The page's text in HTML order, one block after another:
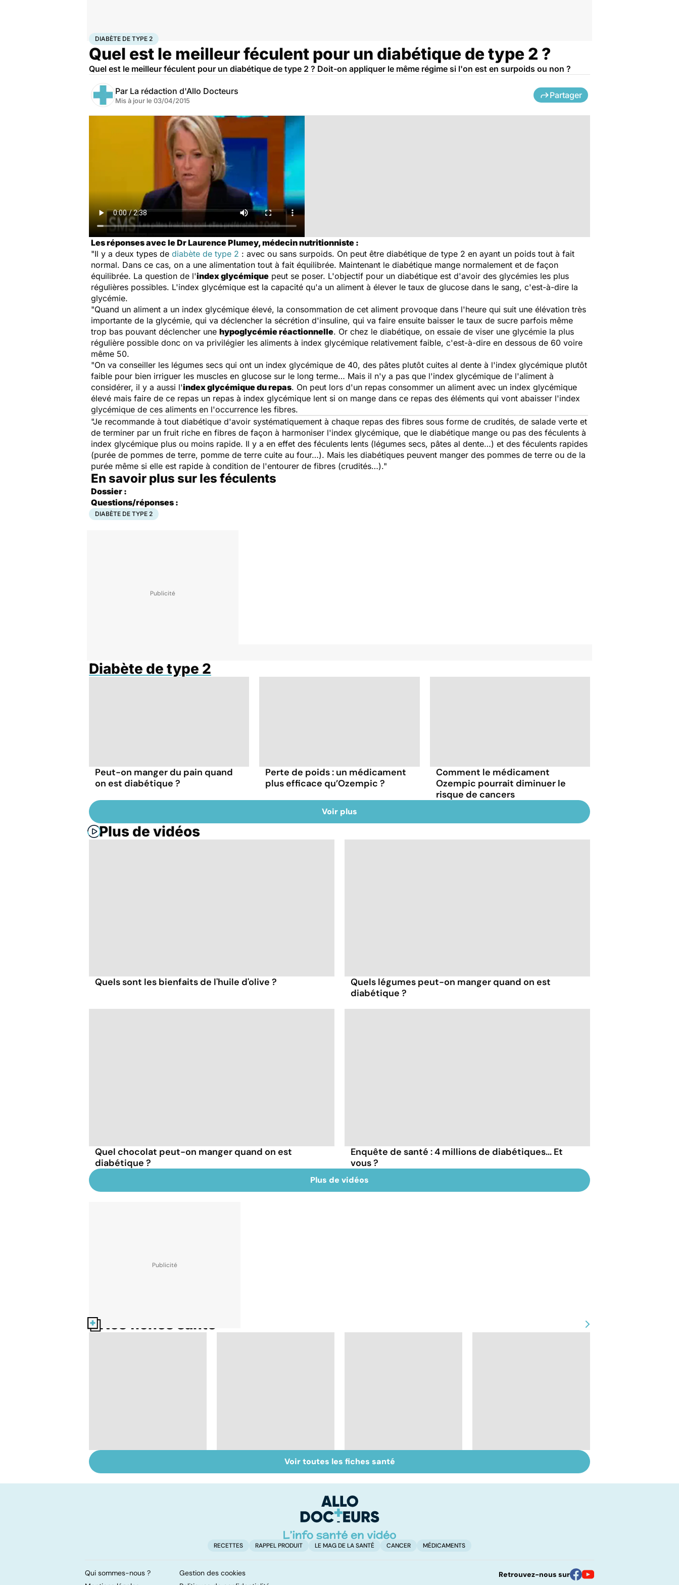
AccueilSantéDiabète de type 2
DIABÈTE DE TYPE 2
Quel est le meilleur féculent pour un diabétique de type 2 ?
Quel est le meilleur féculent pour un diabétique de type 2 ? Doit-on appliquer le même régime si l'on est en surpoids ou non ?
Par La rédaction d'Allo Docteurs
Mis à jour le 03/04/2015
Partager
Les réponses avec le Dr Laurence Plumey, médecin nutritionniste :
"Il y a deux types de diabète de type 2 : avec ou sans surpoids. On peut être diabétique de type 2 en ayant un poids tout à fait
normal. Dans ce cas, on a une alimentation tout à fait équilibrée. Maintenant le diabétique mange normalement et de façon
équilibrée. La question de l'index glycémique peut se poser. L'objectif pour un diabétique est d'avoir des glycémies les plus
régulières possibles. L'index glycémique est la capacité qu'a un aliment à élever le taux de glucose dans le sang, c'est-à-dire la
glycémie.
"Quand un aliment a un index glycémique élevé, la consommation de cet aliment provoque dans l'heure qui suit une élévation très
importante de la glycémie, qui va déclencher la sécrétion d'insuline, qui va faire ensuite baisser le taux de sucre parfois même
trop bas pouvant déclencher une hypoglycémie réactionnelle. Or chez le diabétique, on essaie de viser une glycémie la plus
régulière possible donc on va privilégier les aliments à index glycémique relativement faible, c'est-à-dire en dessous de 60 voire
même 50.
"On va conseiller les légumes secs qui ont un index glycémique de 40, des pâtes plutôt cuites al dente à l'index glycémique plutôt
faible pour bien irriguer les muscles en glucose sur le long terme… Mais il n'y a pas que l'index glycémique de l'aliment à
considérer, il y a aussi l'index glycémique du repas. On peut lors d'un repas consommer un aliment avec un index glycémique
élevé mais faire de ce repas un repas à index glycémique lent si on mange dans ce repas des éléments qui vont abaisser l'index
glycémique de ces aliments en l'occurrence les fibres.
"Je recommande à tout diabétique d'avoir systématiquement à chaque repas des fibres sous forme de crudités, de salade verte et
de terminer par un fruit riche en fibres de façon à harmoniser l'index glycémique, que le diabétique mange ou pas des féculents à
index glycémique plus ou moins rapide. Il y a en effet des féculents lents (légumes secs, pâtes al dente…) et des féculents rapides
(purée de pommes de terre, pomme de terre cuite au four…). Mais les diabétiques peuvent manger des pommes de terre ou de la
purée même si elle est rapide à condition de l'entourer de fibres (crudités…)."
En savoir plus sur les féculents
Dossier :
Questions/réponses :
DIABÈTE DE TYPE 2
Diabète de type 2
Peut-on manger du pain quand
on est diabétique ?
Perte de poids : un médicament
plus efficace qu’Ozempic ?
Comment le médicament
Ozempic pourrait diminuer le
risque de cancers
Voir plus
Plus de vidéos
Quels sont les bienfaits de l'huile d'olive ?
Quels légumes peut-on manger quand on est
diabétique ?
Quel chocolat peut-on manger quand on est
diabétique ?
Enquête de santé : 4 millions de diabétiques... Et
vous ?
Plus de vidéos
Nos fiches santé
diabète
Diabète de type II :
des complications
Diabète, les dégâts
du sucre
infections
Voir toutes les fiches santé
RECETTES RAPPEL PRODUIT LE MAG DE LA SANTÉ CANCER MÉDICAMENTS
Qui sommes-nous ?
Gestion des cookies
Retrouvez-nous sur